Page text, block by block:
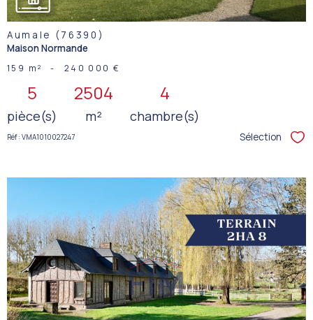
Aumale (76390)
Maison Normande
159 m² - 240 000 €
5
pièce(s)
2504
m²
4
chambre(s)
Réf : VMA1010027247 Sélection
VOIR LE
BIEN